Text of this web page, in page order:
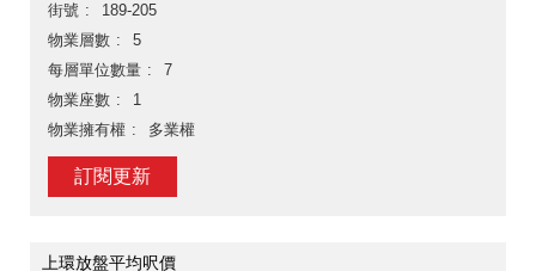
街號
189-205
物業層數
5
每層單位數量
7
物業座數
1
物業擁有權
多業權
訂閱更新
上環放盤平均呎價